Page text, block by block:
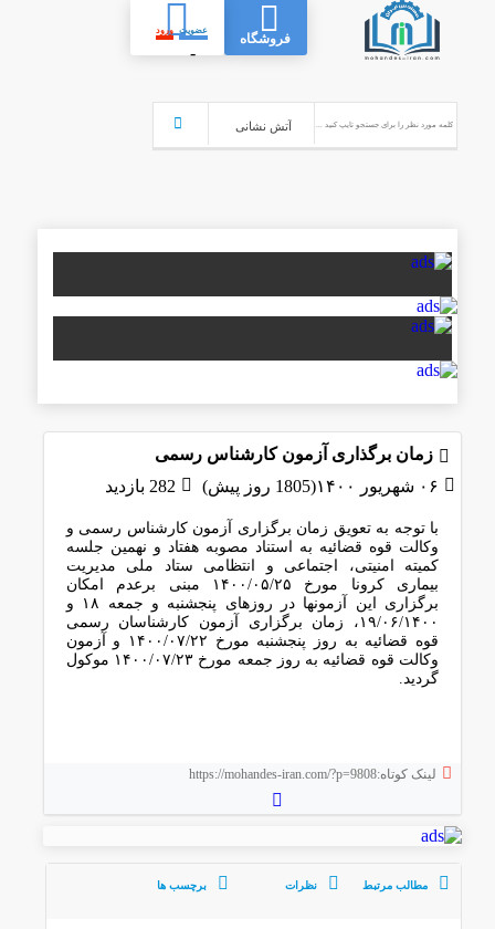
فروشگاه
عضویت
-
ورود
زمان برگذاری آزمون کارشناس رسمی
۰۶ شهریور ۱۴۰۰(1805 روز پیش)
282 بازدید
با توجه به تعویق زمان برگزاری آزمون کارشناس رسمی و
وکالت قوه قضائیه‌ به استناد مصوبه هفتاد و نهمین جلسه
کمیته امنیتی، اجتماعی و انتظامی ستاد ملی مدیریت
بیماری کرونا مورخ ۱۴۰۰/۰۵/۲۵ مبنی برعدم امکان
برگزاری این آزمونها در روزهای پنجشنبه و جمعه ۱۸ و
۱۹/۰۶/۱۴۰۰، زمان برگزاری آزمون کارشناسان رسمی
قوه قضائیه به روز پنجشنبه مورخ ۱۴۰۰/۰۷/۲۲ و آزمون
وکالت قوه قضائیه به روز جمعه مورخ ۱۴۰۰/۰۷/۲۳ موکول
گردید.
لینک کوتاه:https://mohandes-iran.com/?p=9808
مطالب مرتبط نظرات برچسب ها